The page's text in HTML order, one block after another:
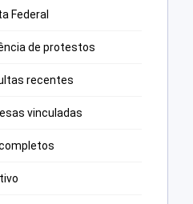
Federal
de protestos
recentes
vinculadas